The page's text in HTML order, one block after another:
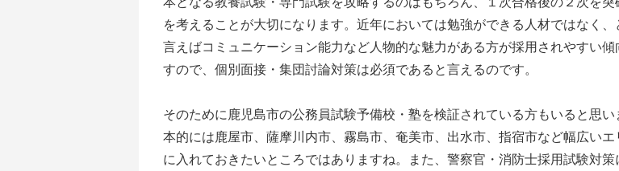
を考えることが大切になります。近年においては勉強ができる人材ではなく、
言えばコミュニケーション能力など人物的な魅力がある方が採用されやすい傾
すので、個別面接・集団討論対策は必須であると言えるのです。
そのために鹿児島市の公務員試験予備校・塾を検証されている方もいると思い
本的には鹿屋市、薩摩川内市、霧島市、奄美市、出水市、指宿市など幅広いエ
に入れておきたいところではありますね。また、警察官・消防士採用試験対策